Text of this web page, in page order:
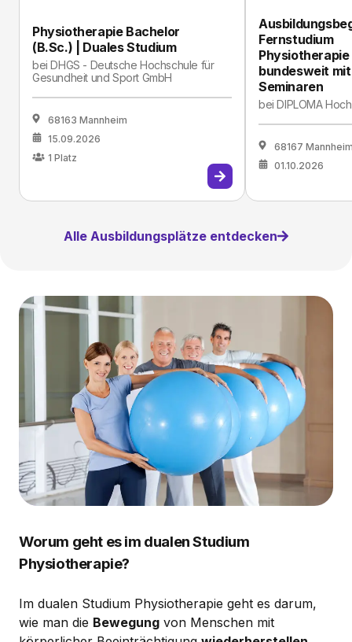
Physiotherapie Bachelor
(B.Sc.) | Duales Studium
beiDHGS - Deutsche Hochschule für
Gesundheit und Sport GmbH
68163 Mannheim
15.09.2026
1 Platz
Fernstudium
Physiotherapie
bundesweit
Seminaren
beiDIPLOMA
68167
01.10.2026
Alle Ausbildungsplätze entdecken
Worum geht es im dualen Studium
Physiotherapie?
Im dualen Studium Physiotherapie geht es darum,
wie man die Bewegung von Menschen mit